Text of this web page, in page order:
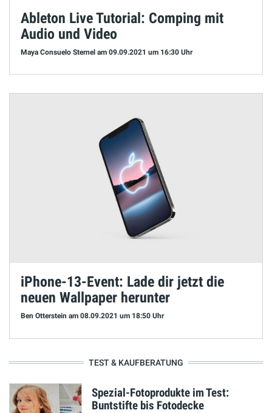
Ableton Live Tutorial: Comping mit
Audio und Video
Maya Consuelo Sternel am 09.09.2021 um 16:30 Uhr
iPhone-13-Event: Lade dir jetzt die
neuen Wallpaper herunter
Ben Otterstein am 08.09.2021 um 18:50 Uhr
TEST & KAUFBERATUNG
Spezial-Fotoprodukte im Test:
Buntstifte bis Fotodecke